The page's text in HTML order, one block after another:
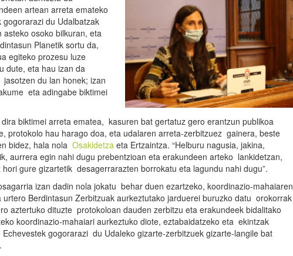
artean arreta emateko
du Udalbatzak
osoko bilkuran, eta
Planetik sortu da,
egiteko prozesu luze
dute, eta hau izan da
du lan honek; izan
eta adingabe biktimei
biktimei arreta ematea, kasuren bat gertatuz gero erantzun publikoa
protokolo hau harago doa, eta udalaren arreta-zerbitzuez gainera, beste
bidez, hala nola Osakidetza eta Ertzaintza. “Helburu nagusia, jakina,
aurrera egin nahi dugu prebentzioan eta erakundeen arteko lankidetzan,
gure gizartetik desagerrarazten borrokatu eta lagundu nahi dugu”.
izan dadin nola jokatu behar duen ezartzeko, koordinazio-mahaiaren
Berdintasun Zerbitzuak aurkeztutako jarduerei buruzko datu orokorrak
aztertuko dituzte protokoloan dauden zerbitzu eta erakundeek bidalitako
koordinazio-mahaiari aurkeztuko diote, eztabaidatzeko eta ekintzak
gogorarazi du Udaleko gizarte-zerbitzuek gizarte-langile bat